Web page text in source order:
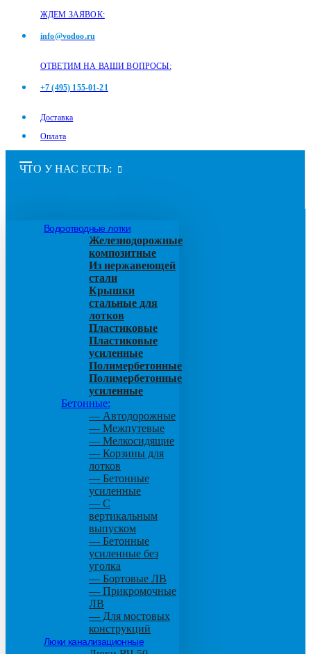
ЖДЕМ ЗАЯВОК:
info@vodoo.ru
ОТВЕТИМ НА ВАШИ ВОПРОСЫ:
+7 (495) 155-01-21
Доставка
Оплата
ЧТО У НАС ЕСТЬ:
Водоотводные лотки
Железнодорожные
композитные
Из нержавеющей
стали
Крышки
стальные для
лотков
Пластиковые
Пластиковые
усиленные
Полимербетонные
Полимербетонные
усиленные
Бетонные:
— Автодорожные
— Межпутевые
— Мелкосидящие
— Корзины для
лотков
— Бетонные
усиленные
— С
вертикальным
выпуском
— Бетонные
усиленные без
уголка
— Бортовые ЛВ
— Прикромочные
ЛВ
— Для мостовых
конструкций
Люки канализационные